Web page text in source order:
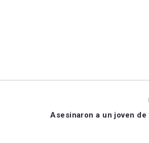
Asesinaron a un joven de